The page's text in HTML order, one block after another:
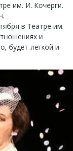
им. И. Кочерги.
в Театре им.
и
будет легкой и